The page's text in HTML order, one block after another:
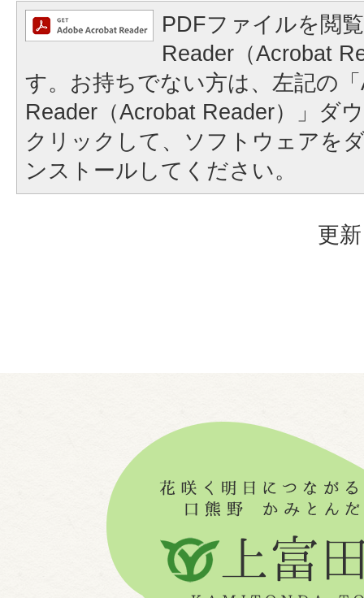
PDFファイルを閲
Reader（Acrobat
す。お持ちでない方は、左記の
Reader（Acrobat Reader）」ダ
クリックして、ソフトウェアを
ンストールしてください。
更